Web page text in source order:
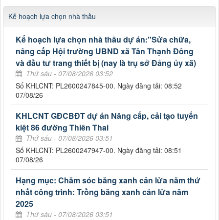
Kế hoạch lựa chọn nhà thầu
Kế hoạch lựa chọn nhà thầu dự án:"Sửa chữa,
nâng cấp Hội trường UBND xã Tân Thạnh Đông
và đầu tư trang thiết bị (nay là trụ sở Đảng ủy xã)
Thứ sáu - 07/08/2026 03:52
Số KHLCNT: PL2600247845-00. Ngày đăng tải: 08:52
07/08/26
KHLCNT GĐCBĐT dự án Nâng cấp, cải tạo tuyến
kiệt 86 đường Thiên Thai
Thứ sáu - 07/08/2026 03:51
Số KHLCNT: PL2600247947-00. Ngày đăng tải: 08:51
07/08/26
Hạng mục: Chăm sóc băng xanh cản lửa năm thứ
nhất công trình: Trồng băng xanh cản lửa năm
2025
Thứ sáu - 07/08/2026 03:51